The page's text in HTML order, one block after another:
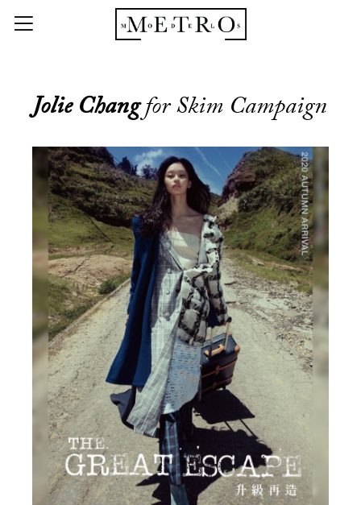
Jolie Changfor Skim Campaign